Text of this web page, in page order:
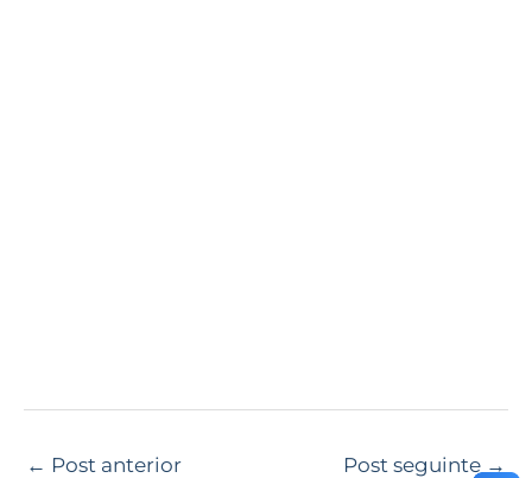
← Post anterior Post seguinte →